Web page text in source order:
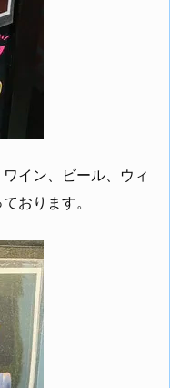
イン、ビール、ウィ
おります。